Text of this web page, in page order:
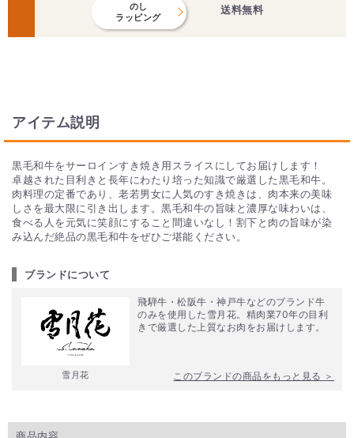
のし
ラッピング
送料無料
アイテム説明
黒毛和牛をサーロインすき焼き用スライスにしてお届けします！
卓越された目利きと長年にわたり培った知識で厳選した黒毛和牛。
肉料理の定番であり、老若男女に人気のすき焼きは、肉本来の美味
しさを最大限に引き出します。黒毛和牛の旨味と濃厚な味わいは、
食べる人を元気に笑顔にすること間違いなし！割下と肉の旨味が染
み込んだ絶品の黒毛和牛をぜひご堪能ください。
ブランドについて
雪月花
飛騨牛・松阪牛・神戸牛などのブランド牛
のみを使用した雪月花。精肉業70年の目利
きで厳選した上質なお肉をお届けします。
このブランドの商品をもっと見る ＞